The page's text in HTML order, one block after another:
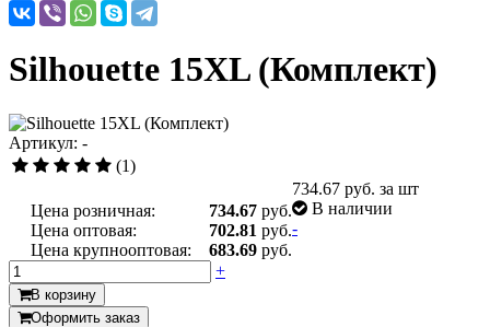
Silhouette 15XL (Комплект)
Артикул: -
(1)
Цена розничная: 734.67 руб.
Цена оптовая:
702.81 руб.
Цена крупнооптовая:
683.69 руб.
734.67 руб. за шт
В наличии
-
+
В корзину
Оформить заказ